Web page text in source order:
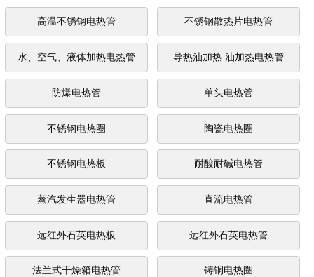
高温不锈钢电热管 不锈钢散热片电热管
水、空气、液体加热电热管 导热油加热 油加热电热管
防爆电热管 单头电热管
不锈钢电热圈 陶瓷电热圈
不锈钢电热板 耐酸耐碱电热管
蒸汽发生器电热管 直流电热管
远红外石英电热板 远红外石英电热管
法兰式干燥箱电热管 铸铜电热圈